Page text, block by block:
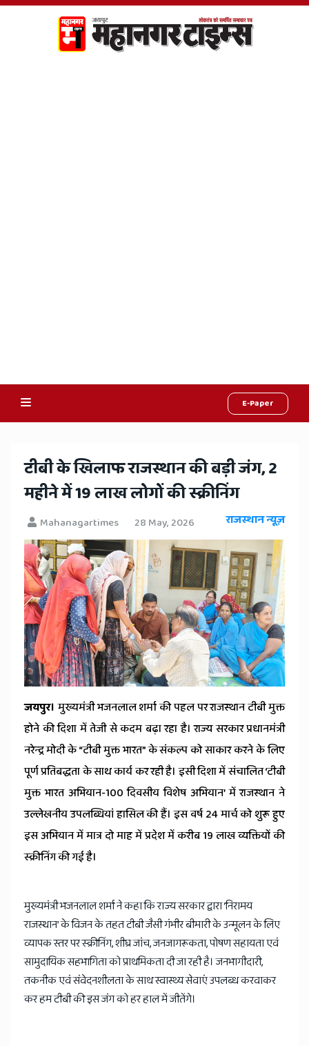
E-Paper
Hindi
News,
Hindi
Samachar,
Jaipur
Rajasthan
News
टीबी के खिलाफ राजस्थान की बड़ी जंग, 2
महीने में 19 लाख लोगों की स्क्रीनिंग
Mahanagartimes 28 May, 2026 राजस्थान न्यूज़
जयपुर।मुख्यमंत्री भजनलाल शर्मा की पहल पर राजस्थान टीबी मुक्त
होने की दिशा में तेजी से कदम बढ़ा रहा है। राज्य सरकार प्रधानमंत्री
नरेन्द्र मोदी के “टीबी मुक्त भारत” के संकल्प को साकार करने के लिए
पूर्ण प्रतिबद्धता के साथ कार्य कर रही है। इसी दिशा में संचालित ‘टीबी
मुक्त भारत अभियान-100 दिवसीय विशेष अभियान’ में राजस्थान ने
उल्लेखनीय उपलब्धियां हासिल की हैं। इस वर्ष 24 मार्च को शुरू हुए
इस अभियान में मात्र दो माह में प्रदेश में करीब 19 लाख व्यक्तियों की
स्क्रीनिंग की गई है।
मुख्यमंत्री भजनलाल शर्मा ने कहा कि राज्य सरकार द्वारा ‘निरामय
राजस्थान’ के विजन के तहत टीबी जैसी गंभीर बीमारी के उन्मूलन के लिए
व्यापक स्तर पर स्क्रीनिंग, शीघ्र जांच, जनजागरूकता, पोषण सहायता एवं
सामुदायिक सहभागिता को प्राथमिकता दी जा रही है। जनभागीदारी,
तकनीक एवं संवेदनशीलता के साथ स्वास्थ्य सेवाएं उपलब्ध करवाकर
कर हम टीबी की इस जंग को हर हाल में जीतेंगे।